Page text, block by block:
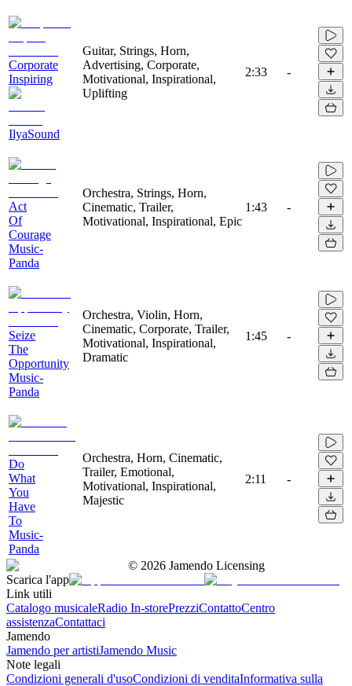
Corporate
Inspiring
IlyaSound
Guitar, Strings, Horn,
Advertising, Corporate,
Motivational, Inspirational,
Uplifting
2:33 -
Act
Of
Courage
Music-
Panda
Orchestra, Strings, Horn,
Cinematic, Trailer,
Motivational, Inspirational, Epic
1:43 -
Seize
The
Opportunity
Music-
Panda
Orchestra, Violin, Horn,
Cinematic, Corporate, Trailer,
Motivational, Inspirational,
Dramatic
1:45 -
Do
What
You
Have
To
Music-
Panda
Orchestra, Horn, Cinematic,
Trailer, Emotional,
Motivational, Inspirational,
Majestic
2:11 -
© 2026 Jamendo Licensing
Scarica l'app
Link utili
Catalogo musicaleRadio In-storePrezziContattoCentro
assistenzaContattaci
Jamendo
Jamendo per artistiJamendo Music
Note legali
Condizioni generali d'usoCondizioni di venditaInformativa sulla